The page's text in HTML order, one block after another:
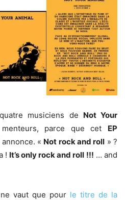
musiciens de Not Your
parce que cet EP
« Not rock and roll » ?
! It’s only rock and roll !!! … and
vaut que pour le titre de la